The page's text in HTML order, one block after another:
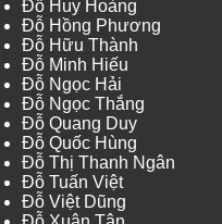
Đỗ Huy Hoàng
Đỗ Hồng Phương
Đỗ Hữu Thành
Đỗ Minh Hiếu
Đỗ Ngọc Hải
Đỗ Ngọc Thắng
Đỗ Quang Duy
Đỗ Quốc Hùng
Đỗ Thị Thanh Ngân
Đỗ Tuấn Việt
Đỗ Việt Dũng